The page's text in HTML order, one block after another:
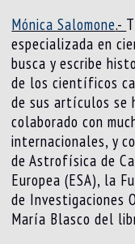
Mónica Salomone.-
especializada en
busca y escribe
de los científicos
de sus artículos se
colaborado con
internacionales, y
de Astrofísica de
Europea (ESA), la
de Investigaciones
María Blasco del